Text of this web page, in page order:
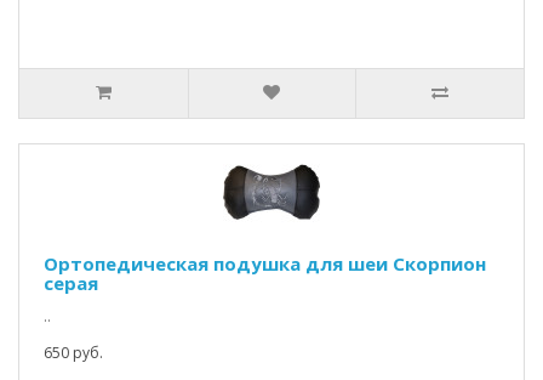
Ортопедическая подушка для шеи Скорпион
серая
..
650 руб.